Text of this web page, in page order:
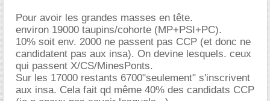
Pour avoir les grandes masses en tête.
environ 19000 taupins/cohorte (MP+PSI+PC).
10% soit env. 2000 ne passent pas CCP (et donc ne
candidatent pas aux insa). On devine lesquels. ceux
qui passent X/CS/MinesPonts.
Sur les 17000 restants 6700"seulement" s'inscrivent
aux insa. Cela fait qd même 40% des candidats CCP